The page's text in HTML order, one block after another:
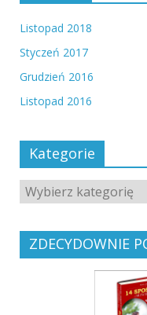
Listopad 2018
Styczeń 2017
Grudzień 2016
Listopad 2016
Kategorie
ZDECYDOWNIE